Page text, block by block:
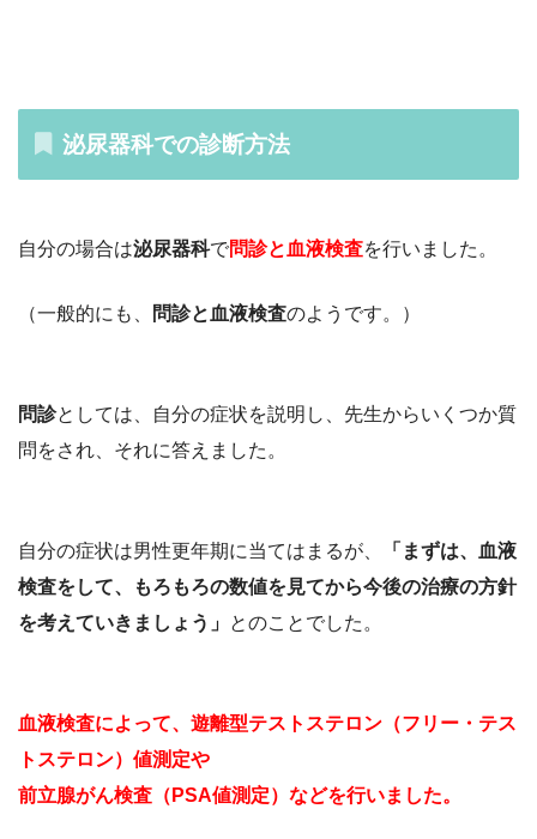
泌尿器科での診断方法
自分の場合は泌尿器科で問診と血液検査を行いました。
（一般的にも、 問診と血液検査のようです。）
問診としては、自分の症状を説明し、先生からいくつか質
問をされ、それに答えました。
自分の症状は男性更年期に当てはまるが、
「まずは、血液
検査をして、もろもろの数値を見てから今後の治療の方針
を考えていきましょう」 とのことでした。
血液検査によって、遊離型テストステロン（フリー・テス
トステロン）値測定や
前立腺がん検査（PSA値測定）などを行いました。